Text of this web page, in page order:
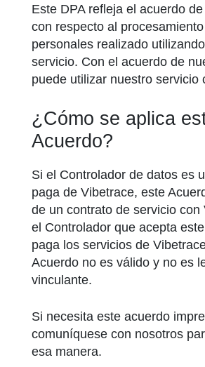
Este DPA refleja el acuerdo
con respecto al
personales realizado
servicio. Con el acuerdo de
puede utilizar nuestro servicio
¿Cómo se aplica
Acuerdo?
Si el Controlador de datos es
paga de Vibetrace, este
de un contrato de servicio con
el Controlador que acepta
paga los servicios de
Acuerdo no es válido y no es
vinculante.
Si necesita este acuerdo
comuníquese con nosotros
esa manera.